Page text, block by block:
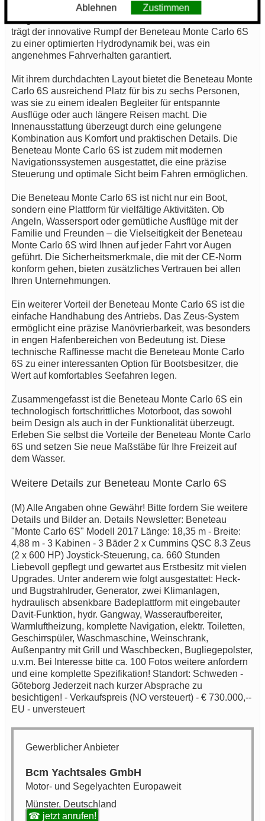
Dieses Material minimiert das Gewicht des Boots und
steigert somit die Effizienz beim Fahren. Darüber hinaus
trägt der innovative Rumpf der Beneteau Monte Carlo 6S
zu einer optimierten Hydrodynamik bei, was ein
angenehmes Fahrverhalten garantiert.
Mit ihrem durchdachten Layout bietet die Beneteau Monte
Carlo 6S ausreichend Platz für bis zu sechs Personen,
was sie zu einem idealen Begleiter für entspannte
Ausflüge oder auch längere Reisen macht. Die
Innenausstattung überzeugt durch eine gelungene
Kombination aus Komfort und praktischen Details. Die
Beneteau Monte Carlo 6S ist zudem mit modernen
Navigationssystemen ausgestattet, die eine präzise
Steuerung und optimale Sicht beim Fahren ermöglichen.
Die Beneteau Monte Carlo 6S ist nicht nur ein Boot,
sondern eine Plattform für vielfältige Aktivitäten. Ob
Angeln, Wassersport oder gemütliche Ausflüge mit der
Familie und Freunden – die Vielseitigkeit der Beneteau
Monte Carlo 6S wird Ihnen auf jeder Fahrt vor Augen
geführt. Die Sicherheitsmerkmale, die mit der CE-Norm
konform gehen, bieten zusätzliches Vertrauen bei allen
Ihren Unternehmungen.
Ein weiterer Vorteil der Beneteau Monte Carlo 6S ist die
einfache Handhabung des Antriebs. Das Zeus-System
ermöglicht eine präzise Manövrierbarkeit, was besonders
in engen Hafenbereichen von Bedeutung ist. Diese
technische Raffinesse macht die Beneteau Monte Carlo
6S zu einer interessanten Option für Bootsbesitzer, die
Wert auf komfortables Seefahren legen.
Zusammengefasst ist die Beneteau Monte Carlo 6S ein
technologisch fortschrittliches Motorboot, das sowohl
beim Design als auch in der Funktionalität überzeugt.
Erleben Sie selbst die Vorteile der Beneteau Monte Carlo
6S und setzen Sie neue Maßstäbe für Ihre Freizeit auf
dem Wasser.
Weitere Details zur Beneteau Monte Carlo 6S
(M) Alle Angaben ohne Gewähr! Bitte fordern Sie weitere
Details und Bilder an. Details Newsletter: Beneteau
"Monte Carlo 6S" Modell 2017 Länge: 18,35 m - Breite:
4,88 m - 3 Kabinen - 3 Bäder 2 x Cummins QSC 8.3 Zeus
(2 x 600 HP) Joystick-Steuerung, ca. 660 Stunden
Liebevoll gepflegt und gewartet aus Erstbesitz mit vielen
Upgrades. Unter anderem wie folgt ausgestattet: Heck-
und Bugstrahlruder, Generator, zwei Klimanlagen,
hydraulisch absenkbare Badeplattform mit eingebauter
Davit-Funktion, hydr. Gangway, Wasseraufbereiter,
Warmluftheizung, komplette Navigation, elektr. Toiletten,
Geschirrspüler, Waschmaschine, Weinschrank,
Außenpantry mit Grill und Waschbecken, Bugliegepolster,
u.v.m. Bei Interesse bitte ca. 100 Fotos weitere anfordern
und eine komplette Spezifikation! Standort: Schweden -
Göteborg Jederzeit nach kurzer Absprache zu
besichtigen! - Verkaufspreis (NO versteuert) - € 730.000,--
EU - unversteuert
Gewerblicher Anbieter
Bcm Yachtsales GmbH
Motor- und Segelyachten Europaweit
Münster, Deutschland
☎ jetzt anrufen!
Ablehnen Zustimmen